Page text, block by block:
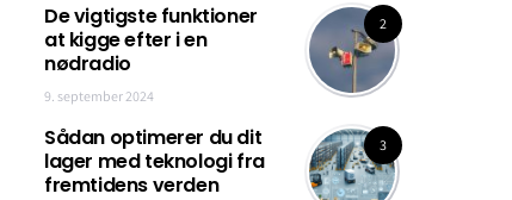
2
De vigtigste funktioner
at kigge efter i en
nødradio
9. september 2024
3
Sådan optimerer du dit
lager med teknologi fra
fremtidens verden